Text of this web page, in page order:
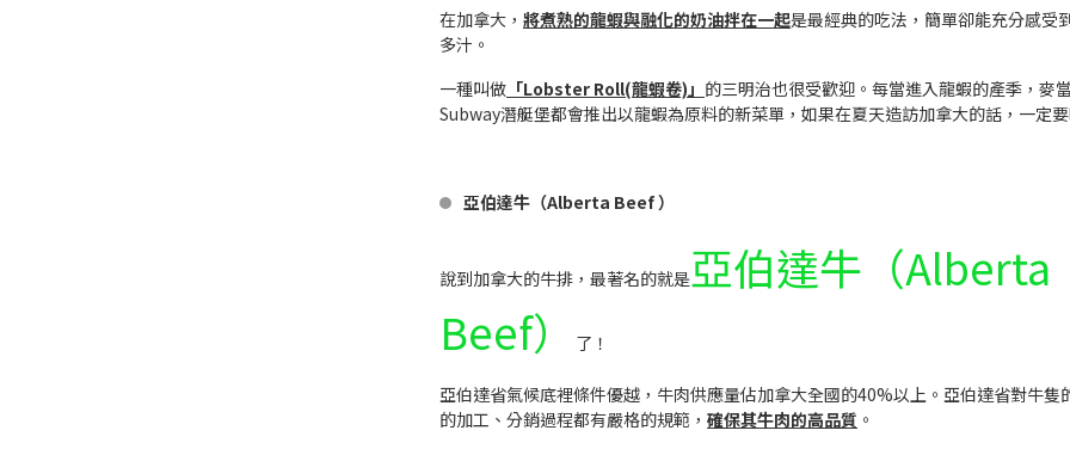
在加拿大， 將煮熟的龍蝦與融化的奶油拌在一起是最經典的吃法，簡單卻能充分感受
多汁。
一種叫做 「Lobster Roll(龍蝦卷)」 的三明治也很受歡迎。每當進入龍蝦的產季，麥
Subway潛艇堡都會推出以龍蝦為原料的新菜單，如果在夏天造訪加拿大的話，一定要
亞伯達牛（Alberta Beef ）
說到加拿大的牛排，最著名的就是亞伯達牛（Alberta
Beef）
了！
亞伯達省氣候底裡條件優越，牛肉供應量佔加拿大全國的40%以上。亞伯達省對牛隻
的加工、分銷過程都有嚴格的規範， 確保其牛肉的高品質 。